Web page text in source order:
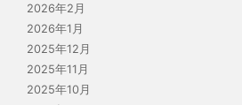
2026年2月
2026年1月
2025年12月
2025年11月
2025年10月